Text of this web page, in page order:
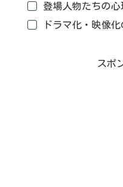
登場人物たちの
ドラマ化・映像
スポ